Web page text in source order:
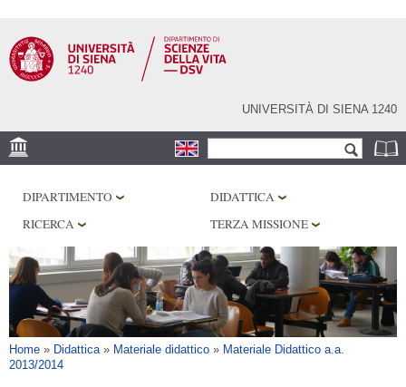
contenuto
principale
UNIVERSITÀ DI SIENA 1240
Form di ricerca
CORE FACILITIES
BIBLIOTECHE
SERVIZI
DIPARTIMENTO
DIDATTICA
RICERCA
TERZA MISSIONE
Tu sei qui
Home » Didattica » Materiale didattico » Materiale Didattico a.a.
2013/2014